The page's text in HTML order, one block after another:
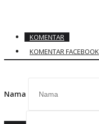
KOMENTAR
KOMENTAR FACEBOOK
Nama